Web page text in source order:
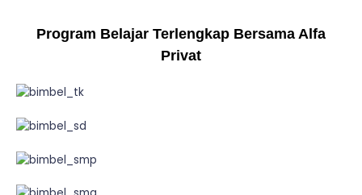
Program Belajar Terlengkap Bersama Alfa
Privat